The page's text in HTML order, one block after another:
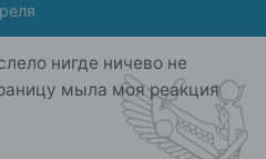
нигде ничево не
мыла моя реакция